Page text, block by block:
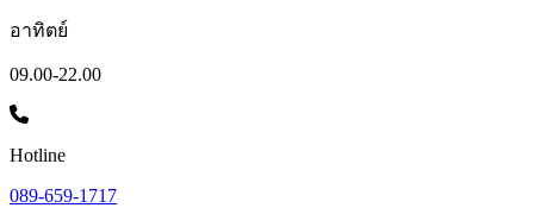
อาทิตย์
09.00-22.00
Hotline
089-659-1717